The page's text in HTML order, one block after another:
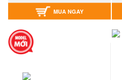
MUA NGAY